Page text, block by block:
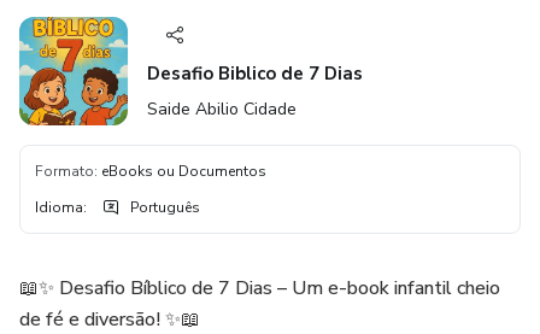
Desafio Biblico de 7 Dias
Saide Abilio Cidade
Formato: eBooks ou Documentos
Idioma: Português
📖✨ Desafio Bíblico de 7 Dias – Um e-book infantil cheio
de fé e diversão! ✨📖